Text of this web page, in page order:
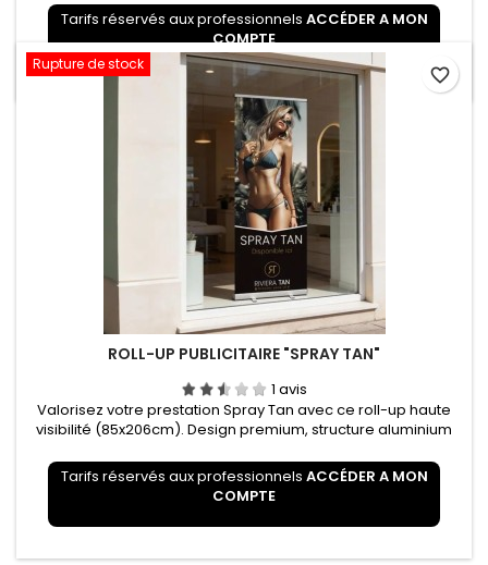
grâce à des visuels professionnels de haute qualité. 1 Affiche
cartonnée chevalet (40x50 cm) : rigide et stable, à poser sur
comptoir ou à suspendre au mur. 200 Flyers publicitaires...
Tarifs réservés aux professionnels ACCÉDER A MON
COMPTE
Rupture de stock
ROLL-UP PUBLICITAIRE "SPRAY TAN"
1 avis
Valorisez votre prestation Spray Tan avec ce roll-up haute
visibilité (85x206cm). Design premium, structure aluminium
Tarifs réservés aux professionnels ACCÉDER A MON
COMPTE
favorite_border